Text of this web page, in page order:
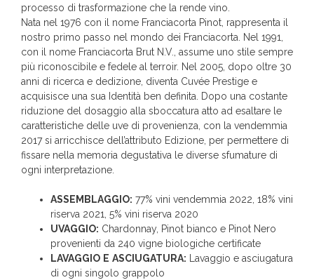
processo di trasformazione che la rende vino.
Nata nel 1976 con il nome Franciacorta Pinot, rappresenta il
nostro primo passo nel mondo dei Franciacorta. Nel 1991,
con il nome Franciacorta Brut N.V., assume uno stile sempre
più riconoscibile e fedele al terroir. Nel 2005, dopo oltre 30
anni di ricerca e dedizione, diventa Cuvée Prestige e
acquisisce una sua Identità ben definita. Dopo una costante
riduzione del dosaggio alla sboccatura atto ad esaltare le
caratteristiche delle uve di provenienza, con la vendemmia
2017 si arricchisce dell’attributo Edizione, per permettere di
fissare nella memoria degustativa le diverse sfumature di
ogni interpretazione.
ASSEMBLAGGIO: 77% vini vendemmia 2022, 18% vini
riserva 2021, 5% vini riserva 2020
UVAGGIO: Chardonnay, Pinot bianco e Pinot Nero
provenienti da 240 vigne biologiche certificate
LAVAGGIO E ASCIUGATURA: Lavaggio e asciugatura
di ogni singolo grappolo